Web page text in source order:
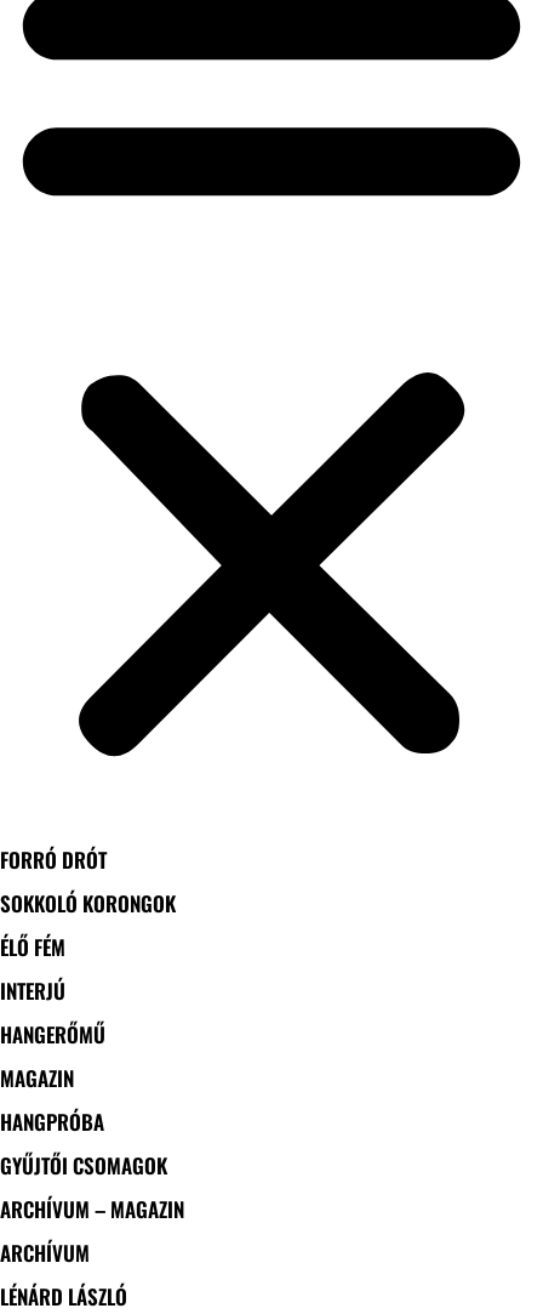
FORRÓ DRÓT
SOKKOLÓ KORONGOK
ÉLŐ FÉM
INTERJÚ
HANGERŐMŰ
MAGAZIN
HANGPRÓBA
GYŰJTŐI CSOMAGOK
ARCHÍVUM – MAGAZIN
ARCHÍVUM
LÉNÁRD LÁSZLÓ